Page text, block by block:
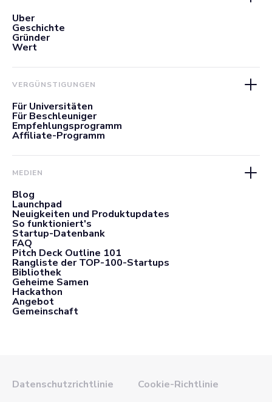
Über
Geschichte
Gründer
Wert
VERGÜNSTIGUNGEN
Für Universitäten
Für Beschleuniger
Empfehlungsprogramm
Affiliate-Programm
MEDIEN
Blog
Launchpad
Neuigkeiten und Produktupdates
So funktioniert's
Startup-Datenbank
FAQ
Pitch Deck Outline 101
Rangliste der TOP-100-Startups
Bibliothek
Geheime Samen
Hackathon
Angebot
Gemeinschaft
Datenschutzrichtlinie
Cookie-Richtlinie